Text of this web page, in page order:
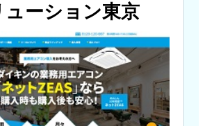
ューション東京